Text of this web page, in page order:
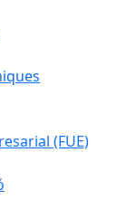
(FUE)